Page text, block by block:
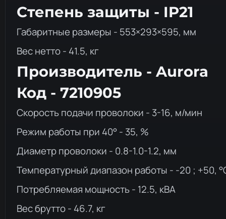
Степень защиты - IP21
Габаритные размеры - 553×293×595, мм
Вес нетто - 41.5, кг
Производитель - Aurora
Код - 7210905
Скорость подачи проволоки - 3-16, м/мин
Режим работы при 40° - 35, %
Диаметр проволоки - 0.8-1.0-1.2, мм
Температурный диапазон работы - -20 ; +50,
Потребляемая мощность - 12.5, кВА
Вес брутто - 46.7, кг